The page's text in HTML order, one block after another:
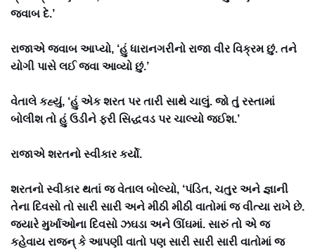
જવાબ દે.’
રાજાએ જવાબ આપ્યો, ‘હું ધારાનગરીનો રાજા વીર વિક્રમ છું. તને
યોગી પાસે લઈ જવા આવ્યો છું.’
વેતાલે કહ્યું, ‘હું એક શરત પર તારી સાથે ચાલું. જો તું રસ્તામાં
બોલીશ તો હું ઉડીને ફરી સિદ્ધવડ પર ચાલ્યો જઈશ.’
રાજાએ શરતનો સ્વીકાર કર્યો.
શરતનો સ્વીકાર થતાં જ વેતાલ બોલ્યો, ‘પંડિત, ચતુર અને જ્ઞાની
તેના દિવસો તો સારી સારી અને મીઠી મીઠી વાતોમાં જ વીત્યા રાખે છે.
જ્યારે મુર્ખાઓના દિવસો ઝઘડા અને ઊંઘમાં. સારું તો એ જ
કહેવાય રાજન્ કે આપણી વાતો પણ સારી સારી સારી વાતોમાં જ